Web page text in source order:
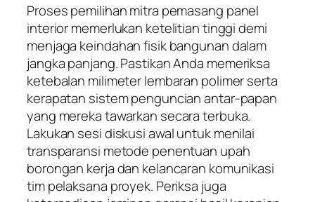
Proses pemilihan mitra pemasang panel
interior memerlukan ketelitian tinggi demi
menjaga keindahan fisik bangunan dalam
jangka panjang. Pastikan Anda memeriksa
ketebalan milimeter lembaran polimer serta
kerapatan sistem penguncian antar-papan
yang mereka tawarkan secara terbuka.
Lakukan sesi diskusi awal untuk menilai
transparansi metode penentuan upah
borongan kerja dan kelancaran komunikasi
tim pelaksana proyek. Periksa juga